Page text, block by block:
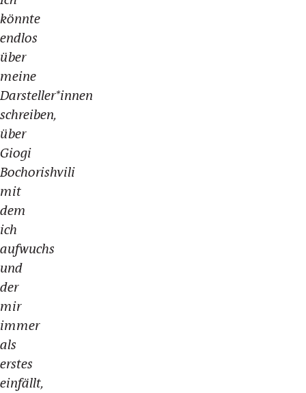
könnte
endlos
über
meine
Darsteller*innen
schreiben,
über
Giogi
Bochorishvili
mit
dem
ich
aufwuchs
und
der
mir
immer
als
erstes
einfällt,